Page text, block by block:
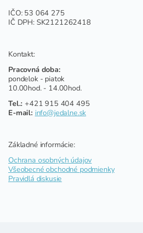
IČO: 53 064 275
IČ DPH: SK2121262418
Kontakt:
Pracovná doba:
pondelok - piatok
10.00hod. - 14.00hod.
Tel.: +421 915 404 495
E-mail: info@jedalne.sk
Základné informácie:
Ochrana osobných údajov
Všeobecné obchodné podmienky
Pravidlá diskusie